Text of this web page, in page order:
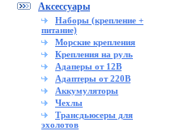
Аксессуары
Наборы (крепление +
питание)
Морские крепления
Крепления на руль
Адаперы от 12В
Адаптеры от 220В
Аккумуляторы
Чехлы
Трансдьюсеры для
эхолотов